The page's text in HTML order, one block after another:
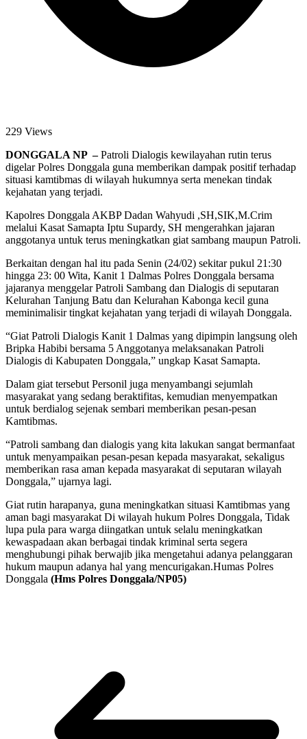
229 Views
DONGGALA NP –Patroli Dialogis kewilayahan rutin terus
digelar Polres Donggala guna memberikan dampak positif terhadap
situasi kamtibmas di wilayah hukumnya serta menekan tindak
kejahatan yang terjadi.
Kapolres Donggala AKBP Dadan Wahyudi ,SH,SIK,M.Crim
melalui Kasat Samapta Iptu Supardy, SH mengerahkan jajaran
anggotanya untuk terus meningkatkan giat sambang maupun Patroli.
Berkaitan dengan hal itu pada Senin (24/02) sekitar pukul 21:30
hingga 23: 00 Wita, Kanit 1 Dalmas Polres Donggala bersama
jajaranya menggelar Patroli Sambang dan Dialogis di seputaran
Kelurahan Tanjung Batu dan Kelurahan Kabonga kecil guna
meminimalisir tingkat kejahatan yang terjadi di wilayah Donggala.
“Giat Patroli Dialogis Kanit 1 Dalmas yang dipimpin langsung oleh
Bripka Habibi bersama 5 Anggotanya melaksanakan Patroli
Dialogis di Kabupaten Donggala,” ungkap Kasat Samapta.
Dalam giat tersebut Personil juga menyambangi sejumlah
masyarakat yang sedang beraktifitas, kemudian menyempatkan
untuk berdialog sejenak sembari memberikan pesan-pesan
Kamtibmas.
“Patroli sambang dan dialogis yang kita lakukan sangat bermanfaat
untuk menyampaikan pesan-pesan kepada masyarakat, sekaligus
memberikan rasa aman kepada masyarakat di seputaran wilayah
Donggala,” ujarnya lagi.
Giat rutin harapanya, guna meningkatkan situasi Kamtibmas yang
aman bagi masyarakat Di wilayah hukum Polres Donggala, Tidak
lupa pula para warga diingatkan untuk selalu meningkatkan
kewaspadaan akan berbagai tindak kriminal serta segera
menghubungi pihak berwajib jika mengetahui adanya pelanggaran
hukum maupun adanya hal yang mencurigakan.Humas Polres
Donggala (Hms Polres Donggala/NP05)